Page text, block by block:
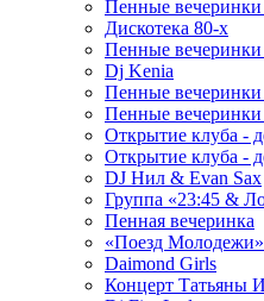
Пенные
Дискотека 80-х
Пенные
Dj Kenia
Пенные
Пенные
Открытие клуба -
Открытие клуба -
DJ Нил & Evan Sax
Группа «23:45 &
Пенная вечеринка
«Поезд
Daimond Girls
Концерт Татьяны